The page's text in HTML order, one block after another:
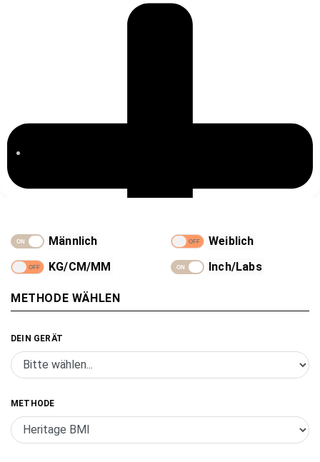
- Alle Produkte
- Springseil
- Fitness Maßband
- Caliper
Männlich
Weiblich
KG/CM/MM
Inch/Labs
METHODE WÄHLEN
DEIN GERÄT
METHODE